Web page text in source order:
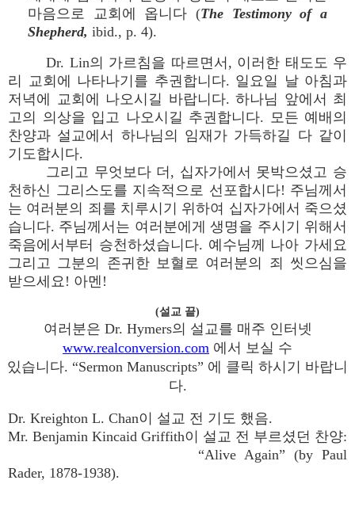
마음으로 교회에 옵니다 (The Testimony of a
Shepherd, ibid., p. 4).
Dr. Lin의 가르침을 따르면서, 이러한 태도도 우
리 교회에 나타나기를 추권합니다. 일요일 날 아침과
저녁에 교회에 나오시길 바랍니다. 하나님 앞에서 최
고의 의상을 입고 나오시길 추권합니다. 모든 예배의
찬양과 설교에서 하나님의 임재가 가득하길 다 같이
기도합시다.
그리고 무엇보다 더, 십자가에서 못박으셨고 승
천하신 그리스도를 지속적으로 선포합시다! 주님께서
는 여러분의 죄를 치루시기 위하여 십자가에서 죽으셨
습니다. 주님께서는 여러분에게 생명을 주시기 위해서
죽음에서부터 승천하셨습니다. 예수님께 나아 가세요
그리고 그분의 존귀한 보혈로 여러분의 죄 씻으심을
받으세요! 아멘!
(설교 끝)
여러분은 Dr. Hymers의 설교를 매주 인터넷
www.realconversion.com 에서 보실 수
있습니다. “Sermon Manuscripts” 에 클릭 하시기 바랍니
다.
Dr. Kreighton L. Chan이 설교 전 기도 했음.
Mr. Benjamin Kincaid Griffith이 설교 전 부르셨던 찬양:
“Alive Again” (by Paul
Rader, 1878-1938).